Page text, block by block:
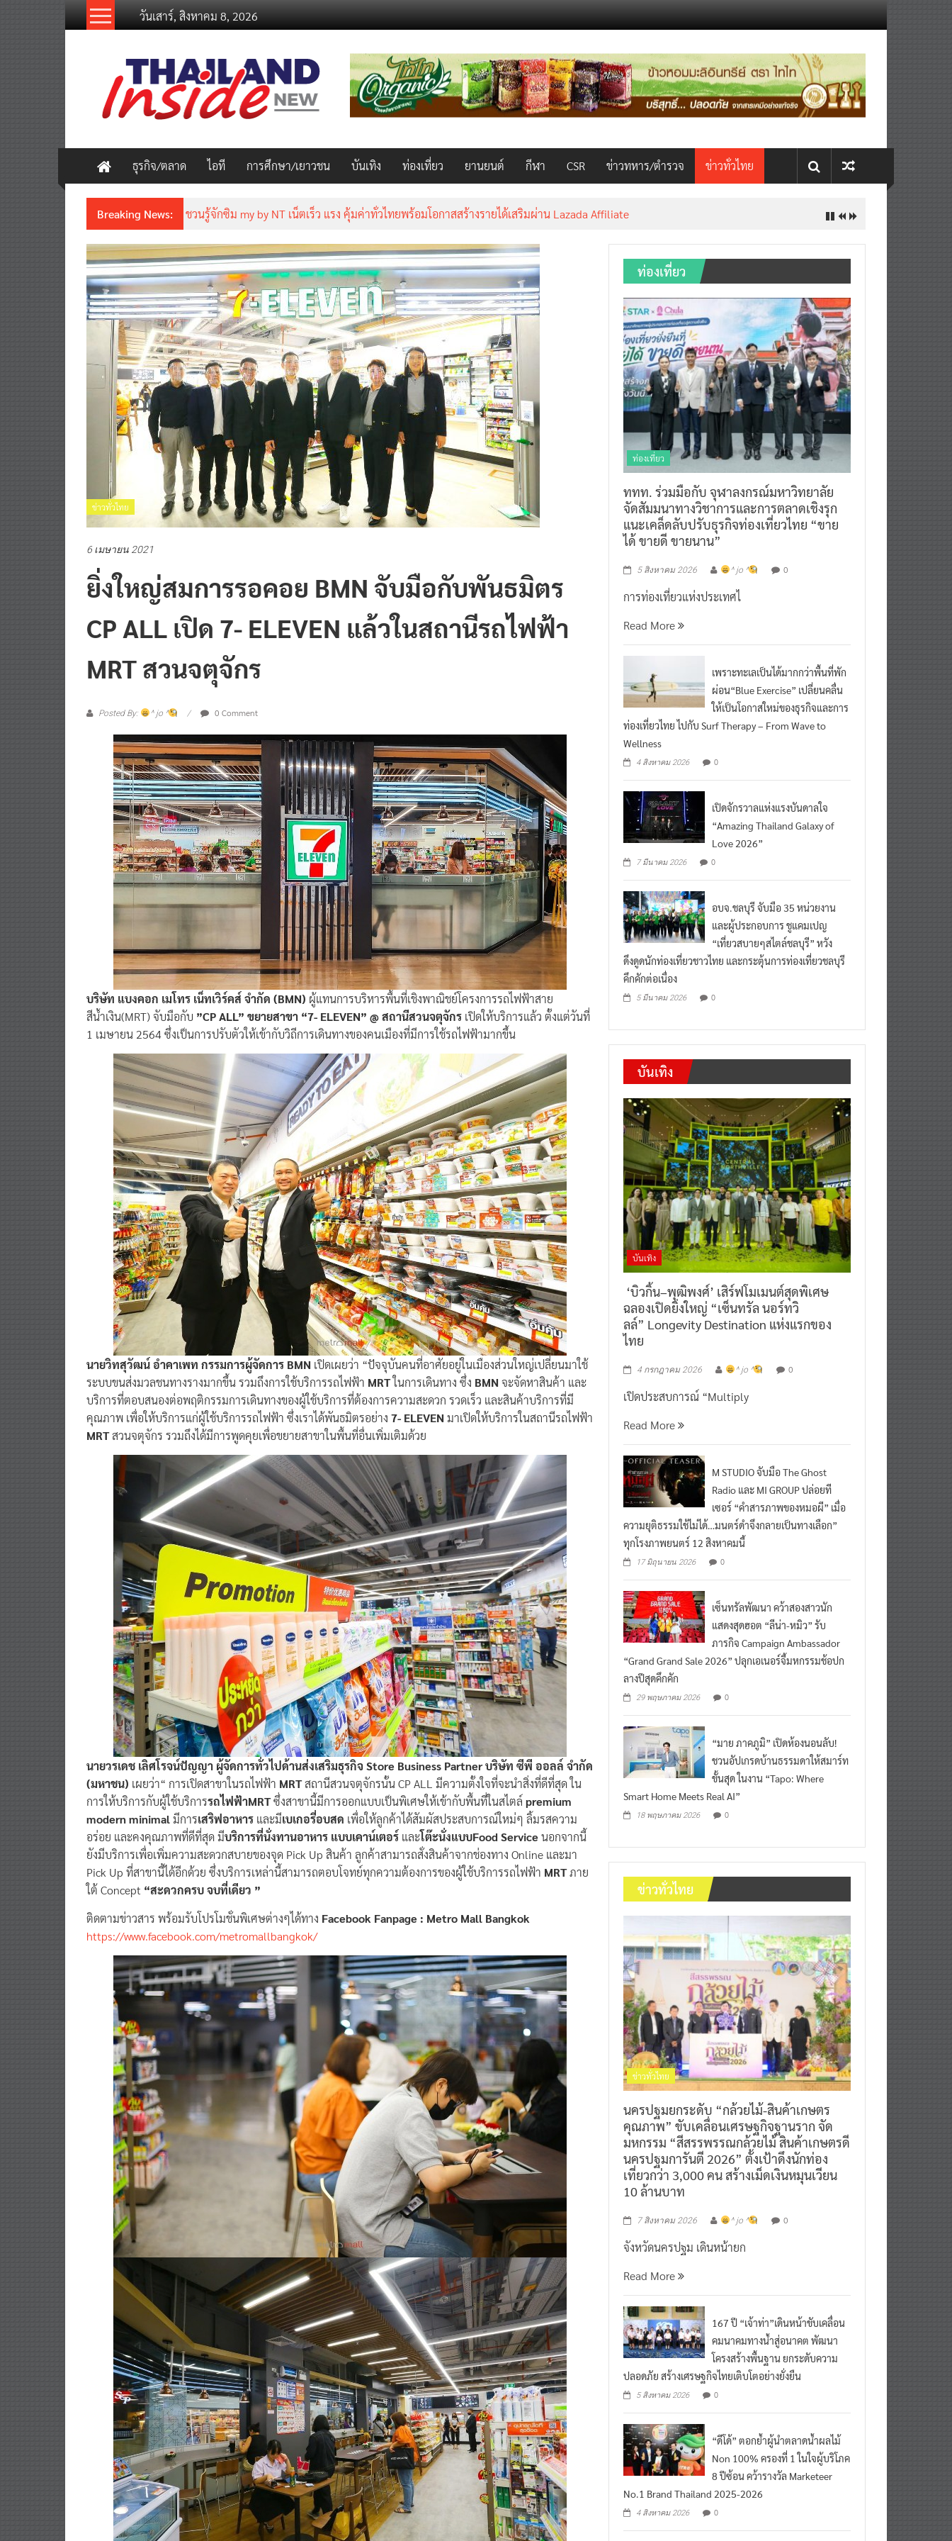
วันเสาร์, สิงหาคม 8, 2026
thailandinsidenew.com
Thailand
Inside
New
ธุรกิจ/ตลาด ไอที การศึกษา/เยาวชน บันเทิง ท่องเที่ยว ยานยนต์ กีฬา CSR ข่าวทหาร/ตำรวจ ข่าวทั่วไทย
Breaking News: ชวนรู้จักซิม my by NT เน็ตเร็ว แรง คุ้มค่าทั่วไทยพร้อมโอกาสสร้างรายได้เสริมผ่าน Lazada Affiliate
ข่าวทั่วไทย
6 เมษายน 2021
ยิ่งใหญ่สมการรอคอย BMN จับมือกับพันธมิตร
CP ALL เปิด 7- ELEVEN แล้วในสถานีรถไฟฟ้า
MRT สวนจตุจักร
Posted By: ^ jo ^ 0 Comment
บริษัท แบงคอก เมโทร เน็ทเวิร์คส์ จำกัด (BMN) ผู้แทนการบริหารพื้นที่เชิงพาณิชย์โครงการรถไฟฟ้าสาย
สีน้ำเงิน(MRT) จับมือกับ ”CP ALL” ขยายสาขา “7- ELEVEN” @ สถานีสวนจตุจักร เปิดให้บริการแล้ว ตั้งแต่วันที่
1 เมษายน 2564 ซึ่งเป็นการปรับตัวให้เข้ากับวิถีการเดินทางของคนเมืองที่มีการใช้รถไฟฟ้ามากขึ้น
นายวิทสุวัฒน์ อําคาเพท กรรมการผู้จัดการ BMN เปิดเผยว่า “ปัจจุบันคนที่อาศัยอยู่ในเมืองส่วนใหญ่เปลี่ยนมาใช้
ระบบขนส่งมวลชนทางรางมากขึ้น รวมถึงการใช้บริการรถไฟฟ้า MRTในการเดินทาง ซึ่ง BMN จะจัดหาสินค้า และ
บริการที่ตอบสนองต่อพฤติกรรมการเดินทางของผู้ใช้บริการที่ต้องการความสะดวก รวดเร็ว และสินค้าบริการที่มี
คุณภาพ เพื่อให้บริการแก่ผู้ใช้บริการรถไฟฟ้า ซึ่งเราได้พันธมิตรอย่าง 7- ELEVEN มาเปิดให้บริการในสถานีรถไฟฟ้า
MRTสวนจตุจักร รวมถึงได้มีการพูดคุยเพื่อขยายสาขาในพื้นที่อื่นเพิ่มเติมด้วย
นายวรเดช เลิศโรจน์ปัญญา ผู้จัดการทั่วไปด้านส่งเสริมธุรกิจ Store Business Partner บริษัท ซีพี ออลล์ จำกัด
(มหาชน) เผยว่า“ การเปิดสาขาในรถไฟฟ้า MRTสถานีสวนจตุจักรนั้น CP ALL มีความตั้งใจที่จะนำสิ่งที่ดีที่สุด ใน
การให้บริการกับผู้ใช้บริการรถไฟฟ้าMRTซึ่งสาขานี้มีการออกแบบเป็นพิเศษให้เข้ากับพื้นที่ในสไตล์ premium
modern minimalมีการเสริฟอาหาร และมีเบเกอรี่อบสด เพื่อให้ลูกค้าได้สัมผัสประสบการณ์ใหม่ๆ ลิ้มรสความ
อร่อย และคงคุณภาพที่ดีที่สุด มีบริการที่นั่งทานอาหาร แบบเคาน์เตอร์ และโต๊ะนั่งแบบFood Serviceนอกจากนี้
ยังมีบริการเพื่อเพิ่มความสะดวกสบายของจุด Pick Up สินค้า ลูกค้าสามารถสั่งสินค้าจากช่องทาง Online และมา
Pick Up ที่สาขานี้ได้อีกด้วย ซึ่งบริการเหล่านี้สามารถตอบโจทย์ทุกความต้องการของผู้ใช้บริการรถไฟฟ้า MRTภาย
ใต้ Concept “สะดวกครบ จบที่เดียว ”
ติดตามข่าวสาร พร้อมรับโปรโมชั่นพิเศษต่างๆได้ทาง Facebook Fanpage : Metro Mall Bangkok
https://www.facebook.com/metromallbangkok/
ท่องเที่ยว
ท่องเที่ยว
ททท. ร่วมมือกับ จุฬาลงกรณ์มหาวิทยาลัย
จัดสัมมนาทางวิชาการและการตลาดเชิงรุก
แนะเคล็ดลับปรับธุรกิจท่องเที่ยวไทย “ขาย
ได้ ขายดี ขายนาน”
5 สิงหาคม 2026 ^ jo ^ 0
การท่องเที่ยวแห่งประเทศไ
Read More
เพราะทะเลเป็นได้มากกว่าพื้นที่พัก
ผ่อน“Blue Exercise” เปลี่ยนคลื่น
ให้เป็นโอกาสใหม่ของธุรกิจและการ
ท่องเที่ยวไทย ไปกับ Surf Therapy – From Wave to
Wellness
4 สิงหาคม 2026 0
เปิดจักรวาลแห่งแรงบันดาลใจ
“Amazing Thailand Galaxy of
Love 2026”
7 มีนาคม 2026 0
อบจ.ชลบุรี จับมือ 35 หน่วยงาน
และผู้ประกอบการ ชูแคมเปญ
“เที่ยวสบายๆสไตล์ชลบุรี” หวัง
ดึงดูดนักท่องเที่ยวชาวไทย และกระตุ้นการท่องเที่ยวชลบุรี
คึกคักต่อเนื่อง
5 มีนาคม 2026 0
บันเทิง
บันเทิง
‘บิวกิ้น–พุฒิพงศ์’ เสิร์ฟโมเมนต์สุดพิเศษ
ฉลองเปิดยิ่งใหญ่ “เซ็นทรัล นอร์ทวิ
ลล์” Longevity Destination แห่งแรกของ
ไทย
4 กรกฎาคม 2026 ^ jo ^ 0
เปิดประสบการณ์ “Multiply
Read More
M STUDIO จับมือ The Ghost
Radio และ MI GROUP ปล่อยที
เซอร์ “คำสารภาพของหมอผี” เมื่อ
ความยุติธรรมใช้ไม่ได้…มนตร์ดำจึงกลายเป็นทางเลือก”
ทุกโรงภาพยนตร์ 12 สิงหาคมนี้
17 มิถุนายน 2026 0
เซ็นทรัลพัฒนา คว้าสองสาวนัก
แสดงสุดฮอต “ลีน่า-หมิว” รับ
ภารกิจ Campaign Ambassador
“Grand Grand Sale 2026” ปลุกเอเนอร์จี้มหกรรมช้อปก
ลางปีสุดคึกคัก
29 พฤษภาคม 2026 0
“มาย ภาคภูมิ” เปิดห้องนอนลับ!
ชวนอัปเกรดบ้านธรรมดาให้สมาร์ท
ขั้นสุด ในงาน “Tapo: Where
Smart Home Meets Real AI”
18 พฤษภาคม 2026 0
ข่าวทั่วไทย
ข่าวทั่วไทย
นครปฐมยกระดับ “กล้วยไม้-สินค้าเกษตร
คุณภาพ” ขับเคลื่อนเศรษฐกิจฐานราก จัด
มหกรรม “สีสรรพรรณกล้วยไม้ สินค้าเกษตรดี
นครปฐมการันตี 2026” ตั้งเป้าดึงนักท่อง
เที่ยวกว่า 3,000 คน สร้างเม็ดเงินหมุนเวียน
10 ล้านบาท
7 สิงหาคม 2026 ^ jo ^ 0
จังหวัดนครปฐม เดินหน้ายก
Read More
167 ปี “เจ้าท่า”เดินหน้าขับเคลื่อน
คมนาคมทางน้ำสู่อนาคต พัฒนา
โครงสร้างพื้นฐาน ยกระดับความ
ปลอดภัย สร้างเศรษฐกิจไทยเติบโตอย่างยั่งยืน
5 สิงหาคม 2026 0
“ดีโด้” ตอกย้ำผู้นำตลาดน้ำผลไม้
Non 100% ครองที่ 1 ในใจผู้บริโภค
8 ปีซ้อน คว้ารางวัล Marketeer
No.1 Brand Thailand 2025-2026
4 สิงหาคม 2026 0